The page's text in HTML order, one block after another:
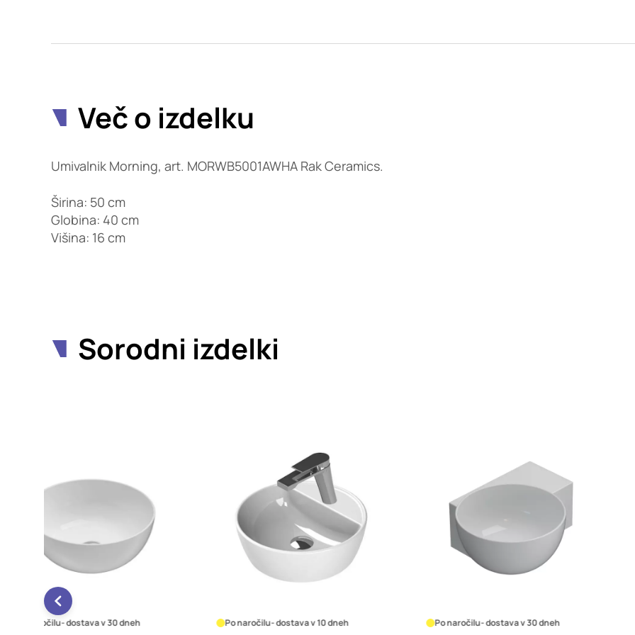
Več o izdelku
Umivalnik Morning, art. MORWB5001AWHA Rak Ceramics.
Širina: 50 cm
Globina: 40 cm
Višina: 16 cm
Sorodni izdelki
Po naročilu- dostava v 10 dneh Po naročilu- dostava v 30 dneh Na zalogi